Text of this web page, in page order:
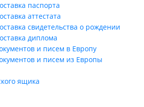
паспорта
аттестата
свидетельства о рождении
диплома
и писем в Европу
и писем из Европы
ящика